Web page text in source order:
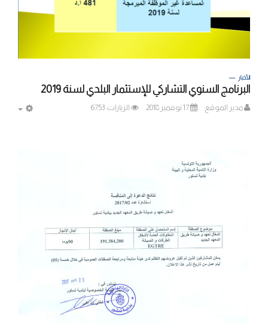
الأخبار
البرنامج السنوي التشاركي للإستثمار البلدي لسنة 2019
مدير الموقع 17 نوفمبر 2018 الزيارات: 6753